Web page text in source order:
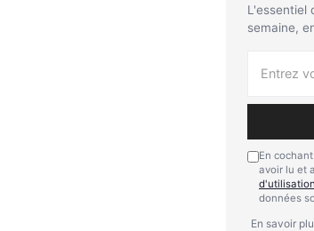
L'essentiel
semaine,
En
avoir lu et
d'utilisation
données
En savoir